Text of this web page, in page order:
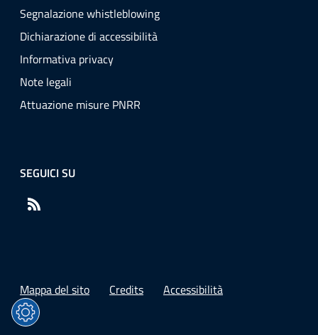
Segnalazione whistleblowing
Dichiarazione di accessibilità
Informativa privacy
Note legali
Attuazione misure PNRR
SEGUICI SU
Mappa del sito Credits Accessibilità